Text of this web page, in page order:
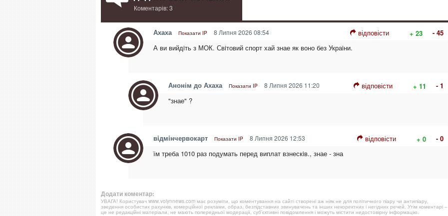
Коментарів: 3
Ахаха Показати IP 8 Липня 2026 08:54 відповісти + 23
- 45
А ви вийдiть з МОК. Свiтовий спорт хай знае як воно без Украiни.
Анонім до Ахаха Показати IP 8 Липня 2026 11:20 відповісти + 11
- 1
"знае" ?
вiдмiнчервокарт Показати IP 8 Липня 2026 12:53 відповісти + 0
- 0
їм треба 1010 раз подумать перед виплат взнескiв., знае - зна
Додати коментар:
УВАГА! Користувач www.volynnews.com має розуміти, що коментування на сайті створені аж ніяк не для політичного піару чи антипіару,
зведення особистих рахунків, комерційної реклами, образ, безпідставних звинувачень та інших некоректних і негідних речей. Утім коментарі –
це не редакційні матеріали, не мають попередньої модерації, суб’єктивні повідомлення і можуть містити недостовірну інформацію.